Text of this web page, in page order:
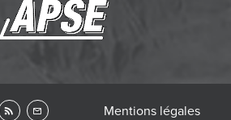
Mentions légales